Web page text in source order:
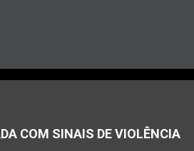
COM SINAIS DE VIOLÊNCIA